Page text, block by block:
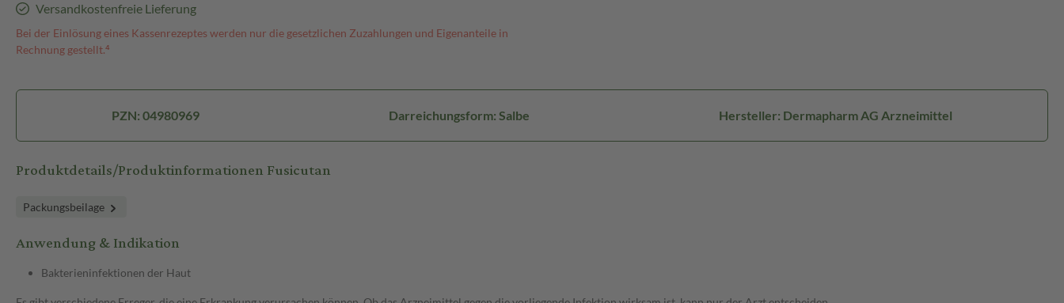
Versandkostenfreie Lieferung
Bei der Einlösung eines Kassenrezeptes werden nur die gesetzlichen Zuzahlungen und Eigenanteile in
Rechnung gestellt.⁴
PZN: 04980969 Darreichungsform: Salbe Hersteller: Dermapharm AG Arzneimittel
Produktdetails/Produktinformationen Fusicutan
Packungsbeilage
Anwendung & Indikation
Bakterieninfektionen der Haut